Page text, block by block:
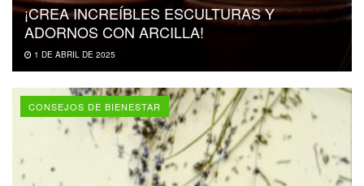
¡CREA INCREÍBLES ESCULTURAS Y
ADORNOS CON ARCILLA!
1 DE ABRIL DE 2025
CONSEJOS DE BIENESTAR